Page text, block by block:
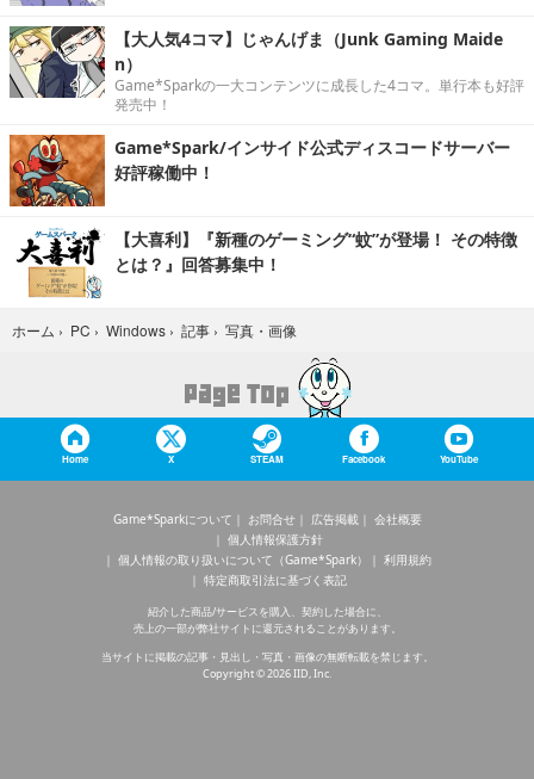
【大人気4コマ】じゃんげま（Junk Gaming Maide
n）
Game*Sparkの一大コンテンツに成長した4コマ。単行本も好評
発売中！
Game*Spark/インサイド公式ディスコードサーバー
好評稼働中！
【大喜利】『新種のゲーミング“蚊”が登場！ その特徴
とは？』回答募集中！
ホーム › PC › Windows › 記事 › 写真・画像
Home X STEAM Facebook YouTube
Game*Sparkについて お問合せ 広告掲載
会社概要
個人情報保護方針
個人情報の取り扱いについて（Game*Spark）
利用規約
特定商取引法に基づく表記
紹介した商品/サービスを購入、契約した場合に、
売上の一部が弊社サイトに還元されることがあります。
当サイトに掲載の記事・見出し・写真・画像の無断転載を禁じます。
Copyright © 2026 IID, Inc.